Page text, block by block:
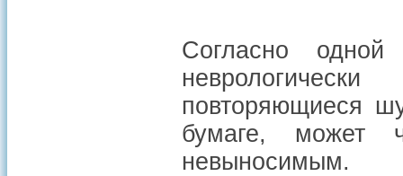
Согласно
повторяющиеся
бумаге, может
невыносимым.